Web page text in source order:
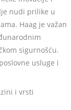
nudi prilike u
Haag je važan
sigurnošću.
usluge i
i vrsti